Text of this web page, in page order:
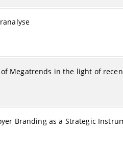
Megatrends in the light of
Branding as a Strategic